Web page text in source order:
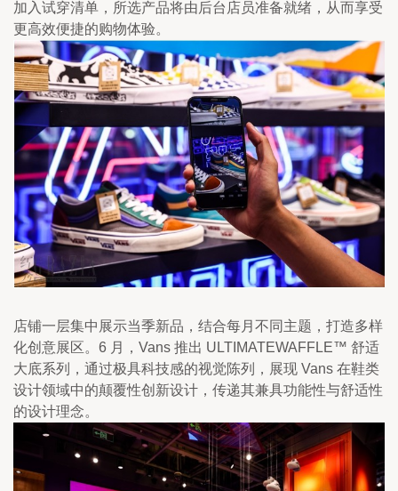
加入试穿清单，所选产品将由后台店员准备就绪，从而享受
更高效便捷的购物体验。
店铺一层集中展示当季新品，结合每月不同主题，打造多样
化创意展区。6 月，Vans 推出 ULTIMATEWAFFLE™ 舒适
大底系列，通过极具科技感的视觉陈列，展现 Vans 在鞋类
设计领域中的颠覆性创新设计，传递其兼具功能性与舒适性
的设计理念。